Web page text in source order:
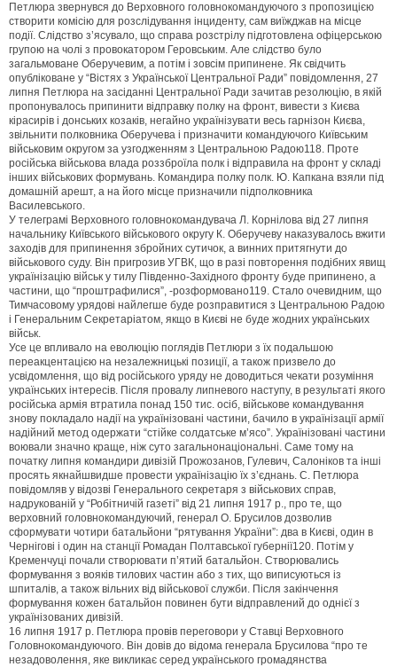
Петлюра звернувся до Верховного головнокомандуючого з пропозицією
створити комісію для розслідування інциденту, сам виїжджав на місце
події. Слідство з’ясувало, що справа розстрілу підготовлена офіцерською
групою на чолі з провокатором Геровським. Але слідство було
загальмоване Оберучевим, а потім і зовсім припинене. Як свідчить
опубліковане у “Вістях з Української Центральної Ради” повідомлення, 27
липня Петлюра на засіданні Центральної Ради зачитав резолюцію, в якій
пропонувалось припинити відправку полку на фронт, вивести з Києва
кірасирів і донських козаків, негайно українізувати весь гарнізон Києва,
звільнити полковника Оберучева і призначити командуючого Київським
військовим округом за узгодженням з Центральною Радою118. Проте
російська військова влада роззброїла полк і відправила на фронт у складі
інших військових формувань. Командира полку полк. Ю. Капкана взяли під
домашній арешт, а на його місце призначили підполковника
Василевського.
У телеграмі Верховного головнокомандувача Л. Корнілова від 27 липня
начальнику Київського військового округу К. Оберучеву наказувалось вжити
заходів для припинення збройних сутичок, а винних притягнути до
військового суду. Він пригрозив УГВК, що в разі повторення подібних явищ
українізацію військ у тилу Південно-Західного фронту буде припинено, а
частини, що “проштрафилися”, -розформовано119. Стало очевидним, що
Тимчасовому урядові найлегше буде розправитися з Центральною Радою
і Генеральним Секретаріатом, якщо в Києві не буде жодних українських
військ.
Усе це впливало на еволюцію поглядів Петлюри з їх подальшою
переакцентацією на незалежницькі позиції, а також призвело до
усвідомлення, що від російського уряду не доводиться чекати розуміння
українських інтересів. Після провалу липневого наступу, в результаті якого
російська армія втратила понад 150 тис. осіб, військове командування
знову покладало надії на українізовані частини, бачило в українізації армії
надійний метод одержати “стійке солдатське м’ясо”. Українізовані частини
воювали значно краще, ніж суто загальнонаціональні. Саме тому на
початку липня командири дивізій Прожозанов, Гулевич, Салоніков та інші
просять якнайшвидше провести українізацію їх з’єднань. С. Петлюра
повідомляв у відозві Генерального секретаря з військових справ,
надрукованій у “Робітничій газеті” від 21 липня 1917 р., про те, що
верховний головнокомандуючий, генерал О. Брусилов дозволив
сформувати чотири батальйони “рятування України”: два в Києві, один в
Чернігові і один на станції Ромадан Полтавської губернії120. Потім у
Кременчуці почали створювати п’ятий батальйон. Створювались
формування з вояків тилових частин або з тих, що виписуються із
шпиталів, а також вільних від військової служби. Після закінчення
формування кожен батальйон повинен бути відправлений до однієї з
українізованих дивізій.
16 липня 1917 р. Петлюра провів переговори у Ставці Верховного
Головнокомандуючого. Він довів до відома генерала Брусилова “про те
незадоволення, яке викликає серед українського громадянства